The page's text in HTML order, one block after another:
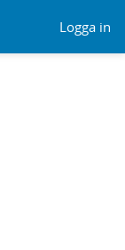
Logga in